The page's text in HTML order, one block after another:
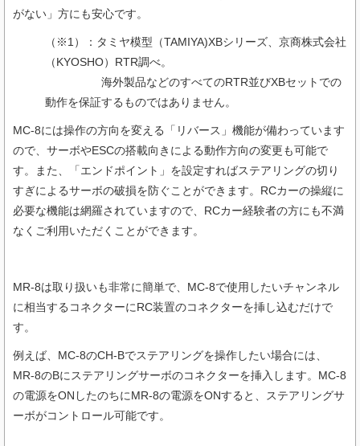
がない」方にも安心です。
（※1）：タミヤ模型（TAMIYA)XBシリーズ、京商株式会社
（KYOSHO）RTR調べ。
海外製品などのすべてのRTR並びXBセットでの
動作を保証するものではありません。
MC-8には操作の方向を変える「リバース」機能が備わっています
ので、サーボやESCの搭載向きによる動作方向の変更も可能で
す。また、「エンドポイント」を設定すればステアリングの切り
すぎによるサーボの破損を防ぐことができます。RCカーの操縦に
必要な機能は網羅されていますので、RCカー経験者の方にも不満
なくご利用いただくことができます。
MR-8は取り扱いも非常に簡単で、MC-8で使用したいチャンネル
に相当するコネクターにRC装置のコネクターを挿し込むだけで
す。
例えば、MC-8のCH-Bでステアリングを操作したい場合には、
MR-8のBにステアリングサーボのコネクターを挿入します。MC-8
の電源をONしたのちにMR-8の電源をONすると、ステアリングサ
ーボがコントロール可能です。